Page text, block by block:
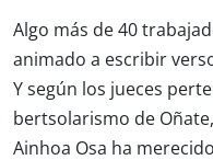
Algo más de 40
animado a escribir
Y según los jueces
bertsolarismo de Oñate,
Ainhoa Osa ha